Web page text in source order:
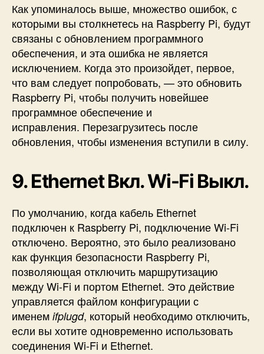
Как упоминалось выше, множество ошибок, с
которыми вы столкнетесь на Raspberry Pi, будут
связаны с обновлением программного
обеспечения, и эта ошибка не является
исключением. Когда это произойдет, первое,
что вамследует попробовать, — это обновить
Raspberry Pi, чтобы получить новейшее
программное обеспечение и
исправления. Перезагрузитесь после
обновления, чтобы изменения вступили в силу.
9. Ethernet Вкл. Wi-Fi Выкл.
По умолчанию, когда кабель Ethernet
подключен к Raspberry Pi, подключение Wi-Fi
отключено. Вероятно, это было реализовано
как функция безопасности Raspberry Pi,
позволяющая отключить маршрутизацию
между Wi-Fi и портом Ethernet. Это действие
управляется файлом конфигурации с
именем ifplugd, который необходимо отключить,
если вы хотите одновременно использовать
соединения Wi-Fi и Ethernet.